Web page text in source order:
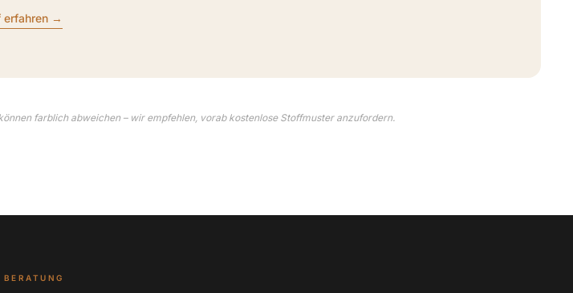
erfahren →
farblich abweichen – wir empfehlen, vorab kostenlose Stoffmuster anzufordern.
BERATUNG